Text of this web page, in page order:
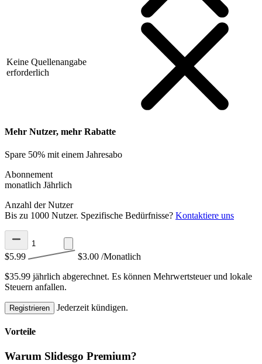
Keine Quellenangabe
erforderlich
Mehr Nutzer, mehr Rabatte
Spare 50% mit einem Jahresabo
Abonnement
monatlich Jährlich
Anzahl der Nutzer
Bis zu 1000 Nutzer. Spezifische Bedürfnisse? Kontaktiere uns
$5.99 $3.00 /Monatlich
$35.99 jährlich abgerechnet. Es können Mehrwertsteuer und lokale
Steuern anfallen.
Registrieren Jederzeit kündigen.
Vorteile
Warum Slidesgo Premium?